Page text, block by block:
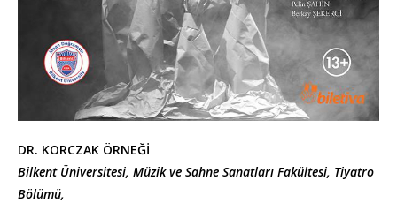
DR. KORCZAK ÖRNEĞİ
Bilkent Üniversitesi, Müzik ve Sahne Sanatları Fakültesi, Tiyatro
Bölümü,